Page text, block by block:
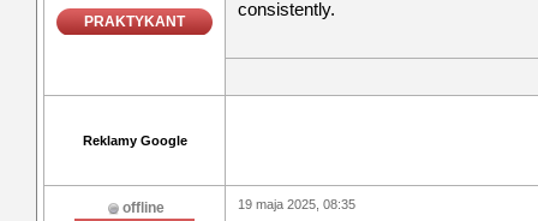
PRAKTYKANT
consistently.
Reklamy Google
offline 19 maja 2025, 08:35